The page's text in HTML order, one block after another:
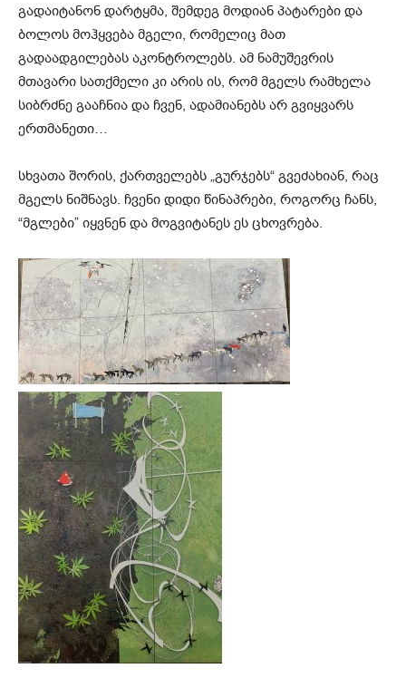
გადაიტანონ დარტყმა, შემდეგ მოდიან პატარები და
ბოლოს მოჰყვება მგელი, რომელიც მათ
გადაადგილებას აკონტროლებს. ამ ნამუშევრის
მთავარი სათქმელი კი არის ის, რომ მგელს რამხელა
სიბრძნე გააჩნია და ჩვენ, ადამიანებს არ გვიყვარს
ერთმანეთი…
სხვათა შორის, ქართველებს „გურჯებს“ გვეძახიან, რაც
მგელს ნიშნავს. ჩვენი დიდი წინაპრები, როგორც ჩანს,
“მგლები” იყვნენ და მოგვიტანეს ეს ცხოვრება.